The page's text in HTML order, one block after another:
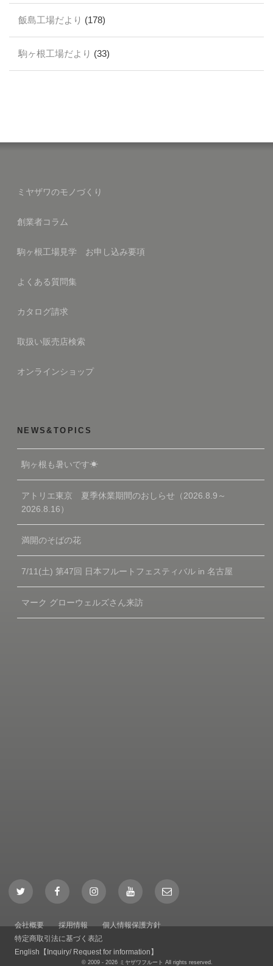
飯島工場だより (178)
駒ヶ根工場だより (33)
ミヤザワのモノづくり
創業者コラム
駒ヶ根工場見学 お申し込み要項
よくある質問集
カタログ請求
取扱い販売店検索
オンラインショップ
NEWS&TOPICS
駒ヶ根も暑いです☀
アトリエ東京 夏季休業期間のおしらせ（2026.8.9～
2026.8.16）
満開のそばの花
7/11(土) 第47回 日本フルートフェスティバル in 名古屋
マーク グローウェルズさん来訪
Twitter FacebookInstagramYouTubeMail
会社概要 採用情報
個人情報保護方針
特定商取引法に基づく表記
English【Inquiry/ Request for information】
© 2009 - 2026 ミヤザワフルート All rights reserved.